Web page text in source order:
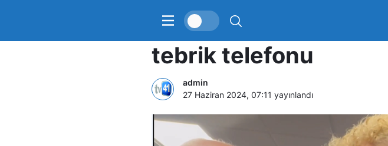
Cumhurbaşkanı
tebrik telefonu
admin
27 Haziran 2024, 07:11 yayınlandı